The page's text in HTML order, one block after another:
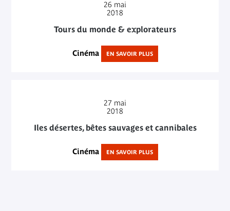
26 mai
2018
Tours du monde & explorateurs
Cinéma EN SAVOIR PLUS
27 mai
2018
Iles désertes, bêtes sauvages et cannibales
Cinéma EN SAVOIR PLUS